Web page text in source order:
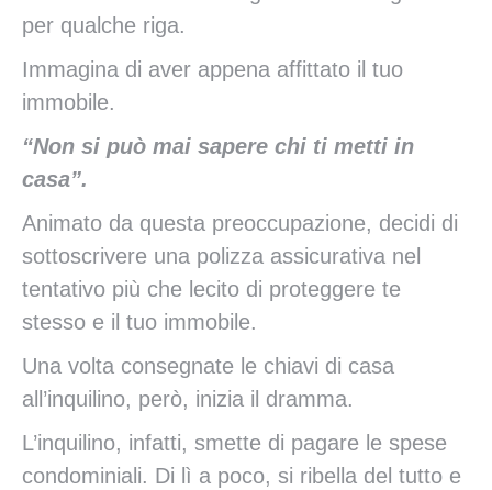
per qualche riga.
Immagina di aver appena affittato il tuo
immobile.
“Non si può mai sapere chi ti metti in
casa”.
Animato da questa preoccupazione, decidi di
sottoscrivere una polizza assicurativa nel
tentativo più che lecito di proteggere te
stesso e il tuo immobile.
Una volta consegnate le chiavi di casa
all’inquilino, però, inizia il dramma.
L’inquilino, infatti, smette di pagare le spese
condominiali. Di lì a poco, si ribella del tutto e